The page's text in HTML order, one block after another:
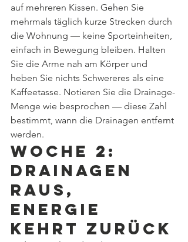
auf mehreren Kissen. Gehen Sie
mehrmals täglich kurze Strecken durch
die Wohnung — keine Sporteinheiten,
einfach in Bewegung bleiben. Halten
Sie die Arme nah am Körper und
heben Sie nichts Schwereres als eine
Kaffeetasse. Notieren Sie die Drainage-
Menge wie besprochen — diese Zahl
bestimmt, wann die Drainagen entfernt
werden.
Woche 2:
Drainagen
raus,
Energie
kehrt zurück